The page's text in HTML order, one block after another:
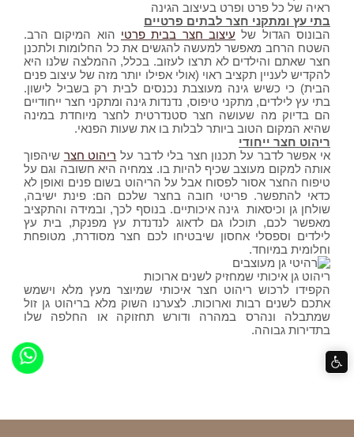
ראיה של כל פרט ופרט בעיצוב הגינה
בתי עץ ומתקני חצר לבתים פרטיים
הבונוס הגדול של עיצוב חצר בבית פרטי הוא המיקום הרב.
השטח הרחב מאפשר למעשה להגשים את כל החלומות ולתכנן
חצר שאתם והילדים לא תרצו לעזוב. בכלל, ההמלצה שלנו היא
להקדיש לעניין תקציב ראוי (אולי אפילו יותר מזה של עיצוב פנים
הבית) כי כשיש גינה מעוצבת נכנסים לבית רק בשביל לישון.
בתי עץ לילדים, מתקני טיפוס, נדנדות גינה ומתקני חצר ייחודיים
הם בדיוק מה שעושה חצר סטנדרטית לחצר מיוחדת במינה
שהיא המקום הטוב ביותר לבלות בו את שעות הפנאי.
ריהוט חצר ייחודי
אי אפשר לדבר על תכנון חצר בלי לדבר על ריהוט חצר שיהפוך
אותה למקום מעוצב שכיף להיות בו. צמחיה היא חשובה וגם על
טיפוח החצר אסור לפסוח אבל על הריהוט בשום פנים ואופן לא
כדאי להתפשר. פריטי חובה בחצר שלכם הם: פינת ישיבה,
שולחן גן וכיסאות גינה איכותיים. בנוסף לכך, ובמידה והתקציב
מאפשר לכם, תוכלו גם לדאוג לנדנדת עץ מפנקת, בית עץ
לילדים וספסלי אחסון שיבטיחו לכם חצר מסודרת, מטופחת
וחלומית במיוחד.
ריהוט גן איכותי שמחזיק לשנים ארוכות
הקפידו לרכוש ריהוט חצר איכותי שמיוצר מעץ מלא וישמש
אתכם לשנים רבות וארוכות. לצערנו השוק מלא בריהוט גן זול
שמתבלה ונהרס במהרה ודורש תחזוקה או החלפה שלו
בתדירות גבוהה.